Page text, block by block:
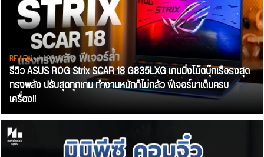
REVIEW• Jul 28, 2026
รีวิว ASUS ROG Strix SCAR 18 G835LXG เกมมิ่งโน้ตบุ๊กเรือธงสุด
ทรงพลัง ปรับสุดทุกเกม ทำงานหนักก็ไม่กลัว ฟีเจอร์มาเต็มครบ
เครื่อง!!